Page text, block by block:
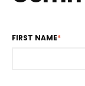
FIRST NAME*